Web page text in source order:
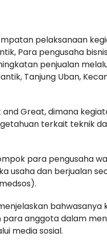
pelaksanaan
Para pengusaha
penjualan
Tanjung Uban,
Great, dimana
terkait teknik
para pengusaha
usaha dan berjualan
bahwasanya
anggota dalam
media sosial.